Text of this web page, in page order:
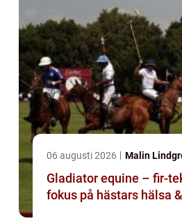
06 augusti 2026 Malin
Gladiator equine – fir-
fokus på hästars hälsa